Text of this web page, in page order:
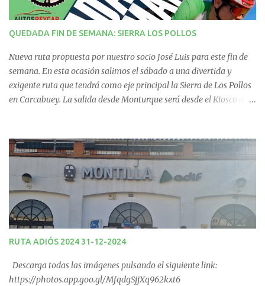
i
o
s
QUEDADA FIN DE SEMANA: SIERRA LOS POLLOS
Nueva ruta propuesta por nuestro socio José Luis para este fin de
semana. En esta ocasión salimos el sábado a una divertida y
exigente ruta que tendrá como eje principal la Sierra de Los Pollos
en Carcabuey. La salida desde Monturque será desde el Kiosco de
Quedadas Fin de Semana 2025.
RUTA ADIÓS 2024 31-12-2024
Descarga todas las imágenes pulsando el siguiente link:
https://photos.app.goo.gl/MfqdgSjjXq962kxt6